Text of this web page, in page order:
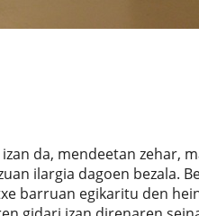
da, mendeetan zehar,
ilargia dagoen bezala.
barruan egikaritu den